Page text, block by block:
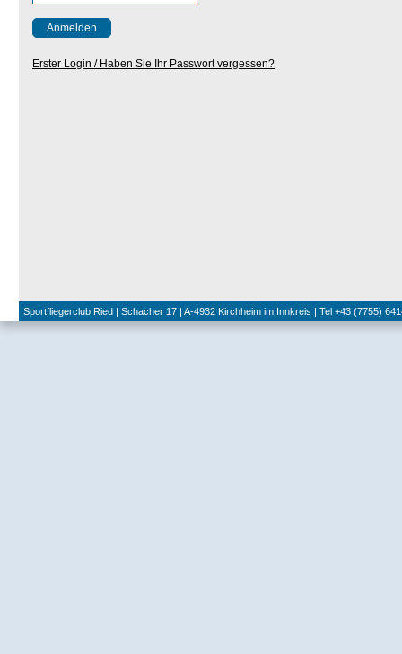
Erster Login / Haben Sie Ihr Passwort vergessen?
Sportfliegerclub Ried | Schacher 17 | A-4932 Kirchheim im Innkreis | Tel +43 (7755)